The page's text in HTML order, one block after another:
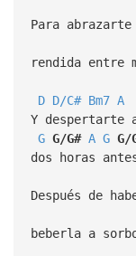
Para
rendida entre
D D/C# Bm7 A
Y despertarte
G G/G# A G G/
dos horas
Después de
beberla a